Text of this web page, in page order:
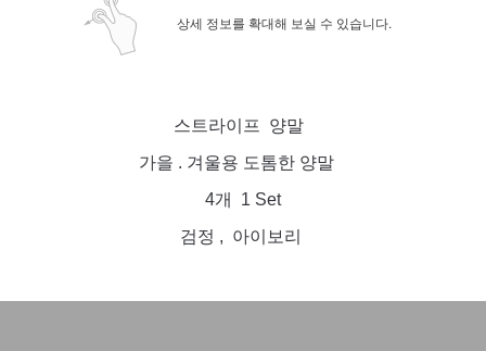
상세 정보를 확대해 보실 수 있습니다.
스트라이프 양말
가을 . 겨울용 도톰한 양말
4개 1 Set
검정 , 아이보리